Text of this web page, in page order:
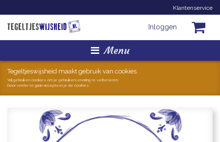
Klantenservice
Inloggen
Menu
Homepage
Tegeltjes
Mokken
Tegeltjeswijsheid maakt gebruik van cookies.
Wij gebruiken cookies om je gebruikerservaring te verbeteren.
Door verder te gaan accepteer je de cookies.